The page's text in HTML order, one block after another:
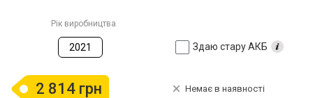
Рік виробництва
2021 Здаю стару АКБ
2 814 грн Немає в наявності